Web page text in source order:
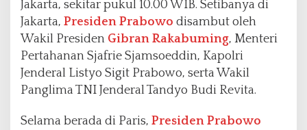
Jakarta, sekitar pukul 10.00 WIB. Setibanya di
Jakarta, Presiden Prabowo disambut oleh
Wakil Presiden Gibran Rakabuming, Menteri
Pertahanan Sjafrie Sjamsoeddin, Kapolri
Jenderal Listyo Sigit Prabowo, serta Wakil
Panglima TNI Jenderal Tandyo Budi Revita.
Selama berada di Paris, Presiden Prabowo